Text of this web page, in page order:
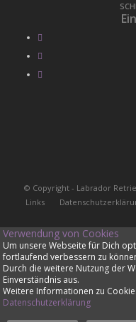
© Copyright - Labrador
Links
Verwendung von Cookies
Um unsere Webseite für Dich
fortlaufend verbessern zu
Durch die weitere Nutzung der
Einverständnis aus.
Weitere Informationen zu
Datenschutzerklärung